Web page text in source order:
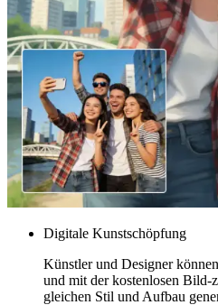
Digitale Kunstschöpfung
Künstler und Designer
und mit der kostenlosen
gleichen Stil und Aufbau